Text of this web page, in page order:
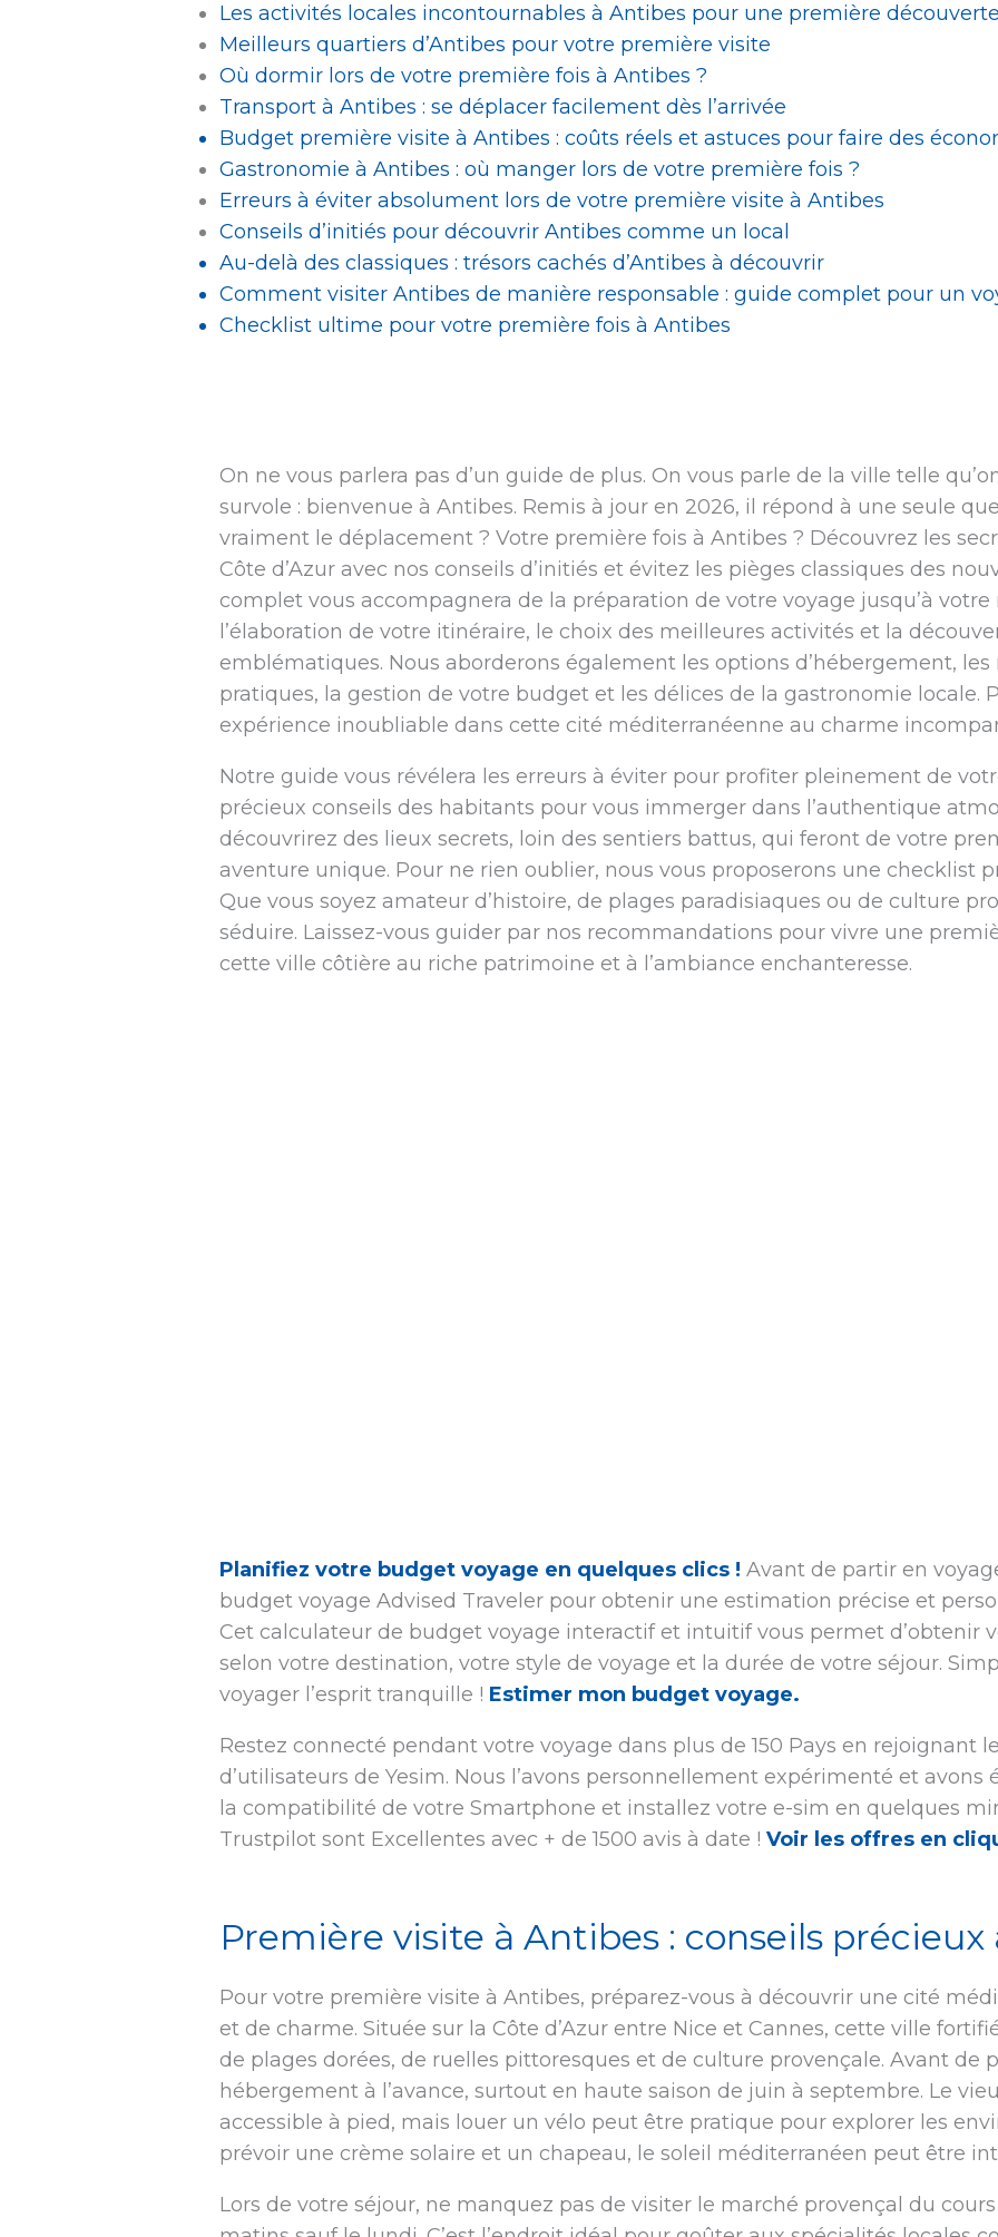
Les activités locales incontournables à Antibes pour une première découverte
Meilleurs quartiers d’Antibes pour votre première visite
Où dormir lors de votre première fois à Antibes ?
Transport à Antibes : se déplacer facilement dès l’arrivée
Budget première visite à Antibes : coûts réels et astuces pour faire des
Gastronomie à Antibes : où manger lors de votre première fois ?
Erreurs à éviter absolument lors de votre première visite à Antibes
Conseils d’initiés pour découvrir Antibes comme un local
Au-delà des classiques : trésors cachés d’Antibes à découvrir
Comment visiter Antibes de manière responsable : guide complet pour un
Checklist ultime pour votre première fois à Antibes
On ne vous parlera pas d’un guide de plus. On vous parle de la ville telle
survole : bienvenue à Antibes. Remis à jour en 2026, il répond à une seule
vraiment le déplacement ? Votre première fois à Antibes ? Découvrez les
Côte d’Azur avec nos conseils d’initiés et évitez les pièges classiques des
complet vous accompagnera de la préparation de votre voyage jusqu’à
l’élaboration de votre itinéraire, le choix des meilleures activités et la
emblématiques. Nous aborderons également les options d’hébergement,
pratiques, la gestion de votre budget et les délices de la gastronomie locale.
expérience inoubliable dans cette cité méditerranéenne au charme
Notre guide vous révélera les erreurs à éviter pour profiter pleinement de
précieux conseils des habitants pour vous immerger dans l’authentique
découvrirez des lieux secrets, loin des sentiers battus, qui feront de votre
aventure unique. Pour ne rien oublier, nous vous proposerons une checklist
Que vous soyez amateur d’histoire, de plages paradisiaques ou de culture
séduire. Laissez-vous guider par nos recommandations pour vivre une
cette ville côtière au riche patrimoine et à l’ambiance enchanteresse.
Planifiez votre budget voyage en quelques clics ! Avant de partir en
budget voyage Advised Traveler pour obtenir une estimation précise et
Cet calculateur de budget voyage interactif et intuitif vous permet d’obtenir
selon votre destination, votre style de voyage et la durée de votre séjour.
voyager l’esprit tranquille ! Estimer mon budget voyage.
Restez connecté pendant votre voyage dans plus de 150 Pays en rejoignant
d’utilisateurs de Yesim. Nous l’avons personnellement expérimenté et avons
la compatibilité de votre Smartphone et installez votre e-sim en quelques
Trustpilot sont Excellentes avec + de 1500 avis à date !Voir les offres en
Première visite à Antibes : conseils
Pour votre première visite à Antibes, préparez-vous à découvrir une cité
et de charme. Située sur la Côte d’Azur entre Nice et Cannes, cette ville
de plages dorées, de ruelles pittoresques et de culture provençale. Avant de
hébergement à l’avance, surtout en haute saison de juin à septembre. Le
accessible à pied, mais louer un vélo peut être pratique pour explorer les
prévoir une crème solaire et un chapeau, le soleil méditerranéen peut être
Lors de votre séjour, ne manquez pas de visiter le marché provençal du